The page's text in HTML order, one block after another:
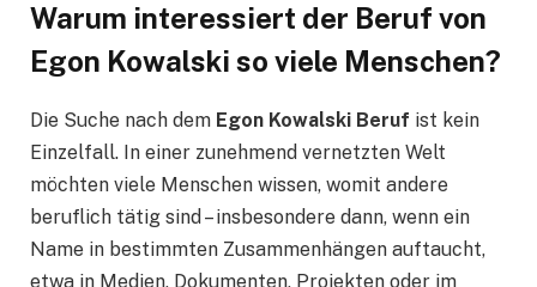
Warum interessiert der Beruf von
Egon Kowalski so viele Menschen?
Die Suche nach dem Egon Kowalski Beruf ist kein
Einzelfall. In einer zunehmend vernetzten Welt
möchten viele Menschen wissen, womit andere
beruflich tätig sind – insbesondere dann, wenn ein
Name in bestimmten Zusammenhängen auftaucht,
etwa in Medien, Dokumenten, Projekten oder im